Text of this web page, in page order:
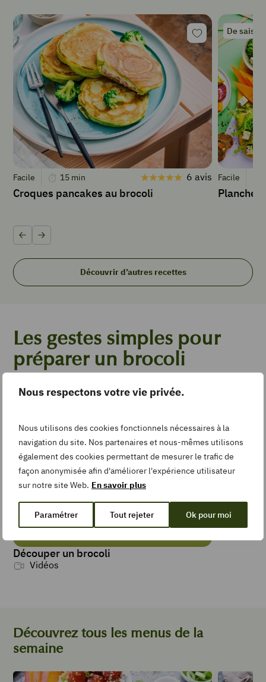
Nous respectons votre vie privée.
Nous utilisons des cookies fonctionnels nécessaires à la
navigation du site. Nos partenaires et nous-mêmes utilisons
également des cookies permettant de mesurer le trafic de
façon anonymisée afin d'améliorer l'expérience utilisateur
sur notre site Web. En savoir plus
Paramétrer Tout rejeter Ok pour moi
Facile 15 min 6 avis
Croques pancakes au brocoli
De saison
Facile
Planche
Précédent
Suivant
Découvrir d’autres recettes
Les gestes simples pour
préparer un brocoli
Le brocoli est un légume facile à vivre, qui demande moins de 5
minutes de préparation
Découper un brocoli
Vidéos
Découvrez tous les menus de la
semaine